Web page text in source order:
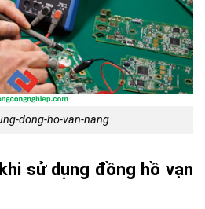
dong-ho-van-nang
sử dụng đồng hồ vạn